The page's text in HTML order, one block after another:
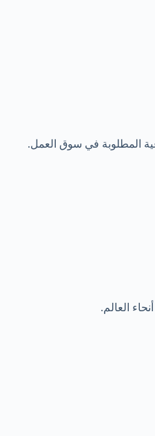
المطلوبة في سوق العمل.
العالم.